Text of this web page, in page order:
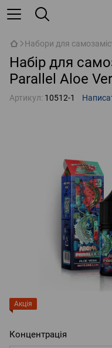
Набори для
Набір для
Parallel Aloe
Артикул: 10512-1
Акція
Концентрація